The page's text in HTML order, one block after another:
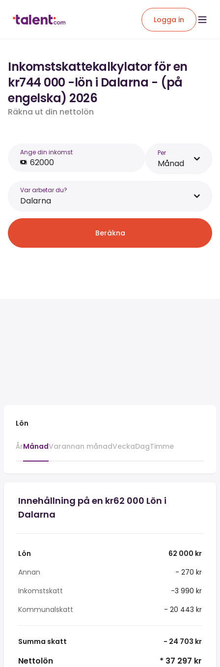
Logga in
Inkomstskattekalkylator för en
kr744 000 -lön i Dalarna - (på
engelska) 2026
Räkna ut din nettolön
Ange din inkomst Per
Månad
Var arbetar du?
Dalarna
Beräkna
Lön
ÅrMånadVarannan månadVeckaDagTimme
Innehållning på en kr62 000 Lön i
Dalarna
Lön
62 000 kr
Annan
- 270 kr
Inkomstskatt
-3 990 kr
Kommunalskatt
- 20 443 kr
Summa skatt - 24 703 kr
Nettolön * 37 297 kr